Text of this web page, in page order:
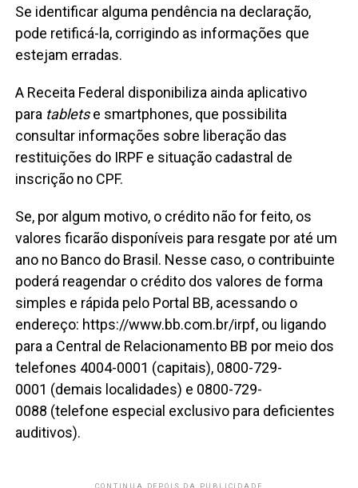
Se identificar alguma pendência na declaração,
pode retificá-la, corrigindo as informações que
estejam erradas.
A Receita Federal disponibiliza ainda aplicativo
para tabletse smartphones, que possibilita
consultar informações sobre liberação das
restituições do IRPF e situação cadastral de
inscrição no CPF.
Se, por algum motivo, o crédito não for feito, os
valores ficarão disponíveis para resgate por até um
ano no Banco do Brasil. Nesse caso, o contribuinte
poderá reagendar o crédito dos valores de forma
simples e rápida pelo Portal BB, acessando o
endereço: https://www.bb.com.br/irpf, ou ligando
para a Central de Relacionamento BB por meio dos
telefones 4004-0001 (capitais), 0800-729-
0001 (demais localidades) e 0800-729-
0088 (telefone especial exclusivo para deficientes
auditivos).